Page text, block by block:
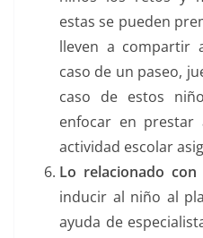
estas se pueden
lleven a compartir
caso de un paseo,
caso de estos
enfocar en prestar
actividad escolar
Lo relacionado con
inducir al niño al
ayuda de